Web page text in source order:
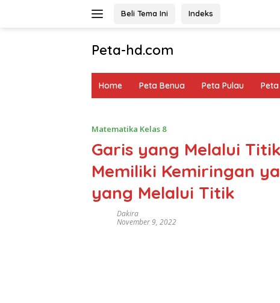
Beli Tema Ini Indeks
Peta-hd.com
Gambar
Home Peta Benua Peta Pulau
Matematika Kelas 8
Garis yang Melalui
Memiliki Kemiringan
yang Melalui Titik
Dakira
November 9, 2022